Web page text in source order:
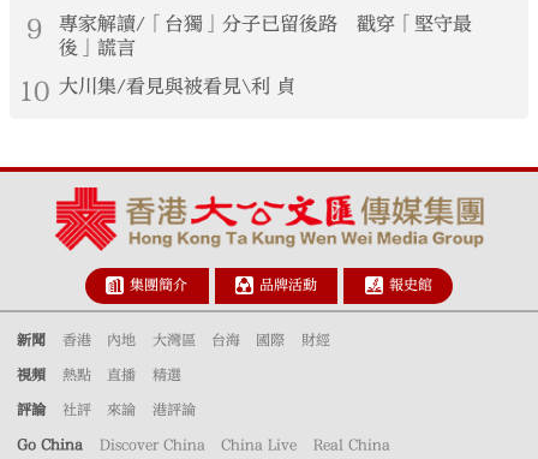
9
專家解讀/「台獨」分子已留後路 戳穿「堅守最
後」謊言
10 大川集/看見與被看見\利 貞
集團簡介 品牌活動 報史館
新聞 香港 內地 大灣區 台海 國際 財經
視頻 熱點 直播 精選
評論 社評 來論 港評論
Go China Discover China China Live Real China